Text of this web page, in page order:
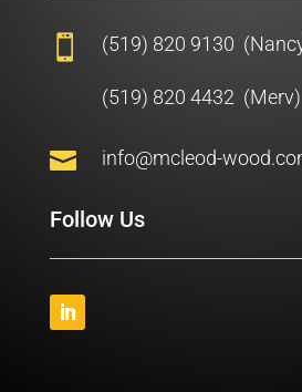
 (519) 820 9130
(519) 820 4432 (Merv)
 info@mcleod-
Follow Us